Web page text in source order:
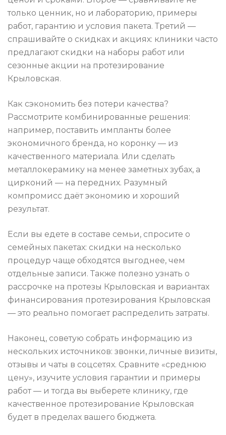
только ценник, но и лабораторию, примеры
работ, гарантию и условия пакета. Третий —
спрашивайте о скидках и акциях: клиники часто
предлагают скидки на наборы работ или
сезонные акции на протезирование
Крыловская.
Как сэкономить без потери качества?
Рассмотрите комбинированные решения:
например, поставить импланты более
экономичного бренда, но коронку — из
качественного материала. Или сделать
металлокерамику на менее заметных зубах, а
цирконий — на передних. Разумный
компромисс даёт экономию и хороший
результат.
Если вы едете в составе семьи, спросите о
семейных пакетах: скидки на несколько
процедур чаще обходятся выгоднее, чем
отдельные записи. Также полезно узнать о
рассрочке на протезы Крыловская и вариантах
финансирования протезирования Крыловская
— это реально помогает распределить затраты.
Наконец, советую собрать информацию из
нескольких источников: звонки, личные визиты,
отзывы и чаты в соцсетях. Сравните «среднюю
цену», изучите условия гарантии и примеры
работ — и тогда вы выберете клинику, где
качественное протезирование Крыловская
будет в пределах вашего бюджета.